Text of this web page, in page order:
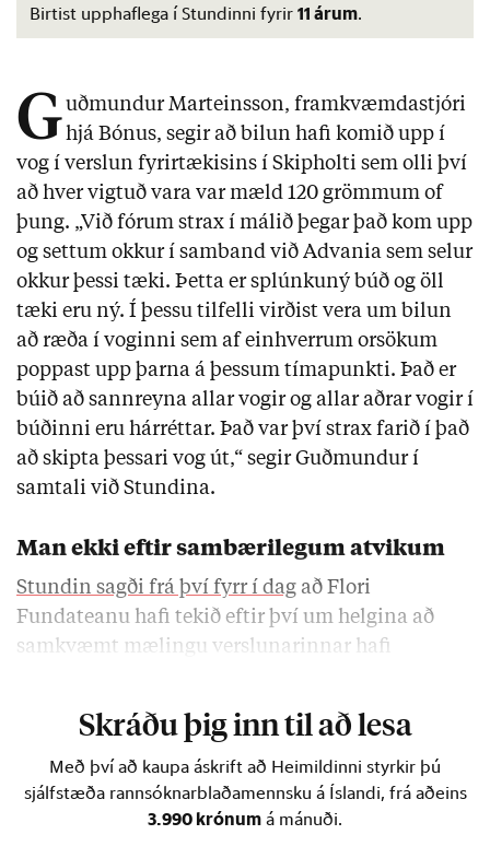
Birtist upphaflega í Stundinni fyrir 11 árum.
Guðmundur Marteinsson, framkvæmdastjóri
hjá Bónus, segir að bilun hafi komið upp í
vog í verslun fyrirtækisins í Skipholti sem olli því
að hver vigtuð vara var mæld 120 grömmum of
þung. „Við fórum strax í málið þegar það kom upp
og settum okkur í samband við Advania sem selur
okkur þessi tæki. Þetta er splúnkuný búð og öll
tæki eru ný. Í þessu tilfelli virðist vera um bilun
að ræða í voginni sem af einhverrum orsökum
poppast upp þarna á þessum tímapunkti. Það er
búið að sannreyna allar vogir og allar aðrar vogir í
búðinni eru hárréttar. Það var því strax farið í það
að skipta þessari vog út,“ segir Guðmundur í
samtali við Stundina.
Man ekki eftir sambærilegum atvikum
Stundin sagði frá því fyrr í dag að Flori
Fundateanu hafi tekið eftir því um helgina að
samkvæmt mælingu verslunarinnar hafi
Skráðu þig inn til að lesa
Með því að kaupa áskrift að Heimildinni styrkir þú
sjálfstæða rannsóknarblaðamennsku á Íslandi, frá aðeins
3.990 krónum á mánuði.